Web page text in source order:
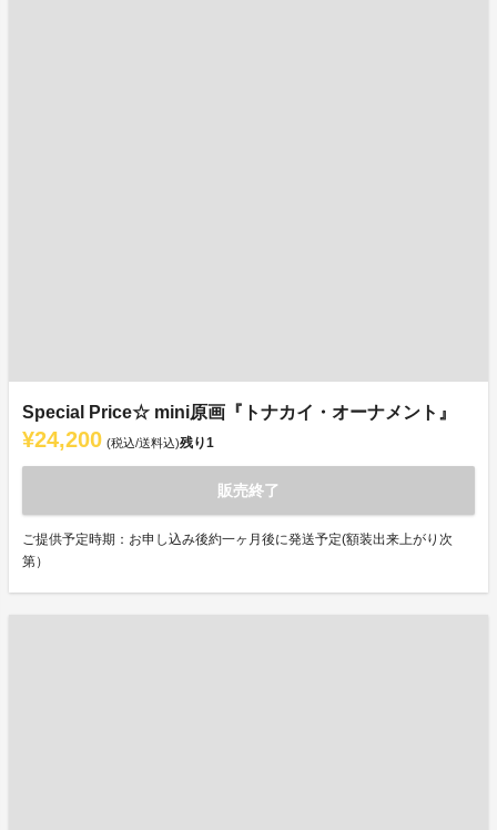
Special Price☆ mini原画『トナカイ・オーナメント』
¥24,200 (税込/送料込)残り1
販売終了
ご提供予定時期：お申し込み後約一ヶ月後に発送予定(額装出来上がり次
第）